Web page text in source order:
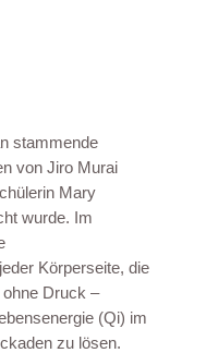
stammende
von Jiro Murai
Mary
wurde. Im
Körperseite, die
Druck –
(Qi) im
zu lösen.